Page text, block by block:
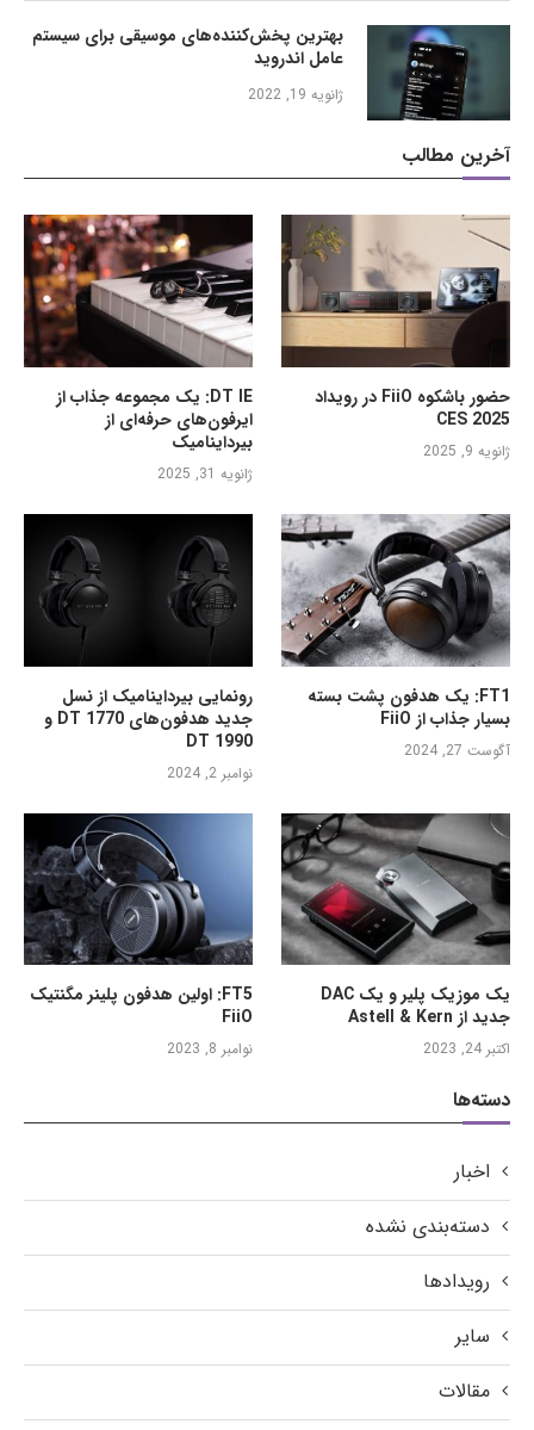
بهترین پخش‌کننده‌های موسیقی برای سیستم
عامل اندروید
ژانویه 19, 2022
آخرین مطالب
DT IE: یک مجموعه جذاب از
ایرفون‌های حرفه‌ای از
بیرداینامیک
ژانویه 31, 2025
حضور باشکوه FiiO در رویداد
CES 2025
ژانویه 9, 2025
رونمایی بیرداینامیک از نسل
جدید هدفون‌های DT 1770 و
DT 1990
نوامبر 2, 2024
FT1: یک هدفون پشت بسته
بسیار جذاب از FiiO
آگوست 27, 2024
FT5: اولین هدفون پلینر مگنتیک
FiiO
نوامبر 8, 2023
یک موزیک پلیر و یک DAC
جدید از Astell & Kern
اکتبر 24, 2023
دسته‌ها
اخبار
دسته‌بندی نشده
رویدادها
سایر
مقالات